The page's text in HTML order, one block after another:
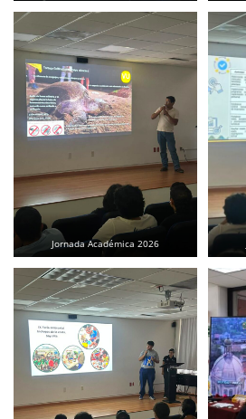
Jornada Académica 2026